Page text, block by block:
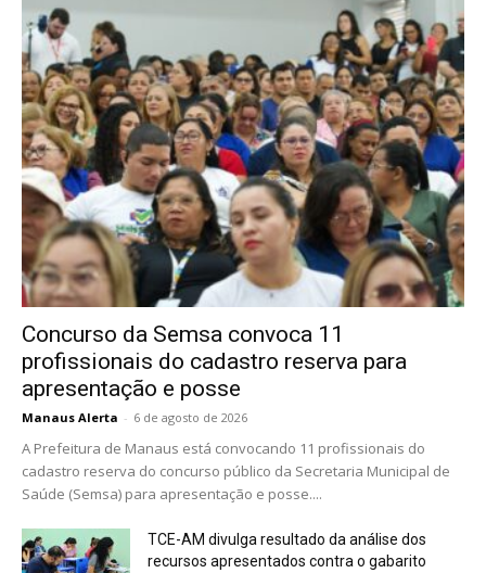
Concurso da Semsa convoca 11
profissionais do cadastro reserva para
apresentação e posse
Manaus Alerta - 6 de agosto de 2026
A Prefeitura de Manaus está convocando 11 profissionais do
cadastro reserva do concurso público da Secretaria Municipal de
Saúde (Semsa) para apresentação e posse....
TCE-AM divulga resultado da análise dos
recursos apresentados contra o gabarito